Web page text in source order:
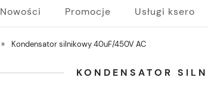
Nowości Promocje Usługi ksero
» Kondensator silnikowy 40uF/450V AC
KONDENSATOR